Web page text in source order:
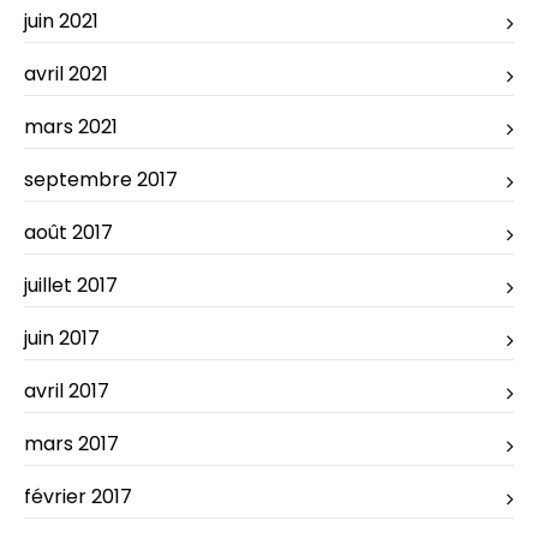
juin 2021
avril 2021
mars 2021
septembre 2017
août 2017
juillet 2017
juin 2017
avril 2017
mars 2017
février 2017